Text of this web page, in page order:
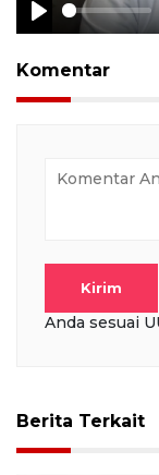
Play
Komentar
Kirim
Anda sesuai
Berita Terkait